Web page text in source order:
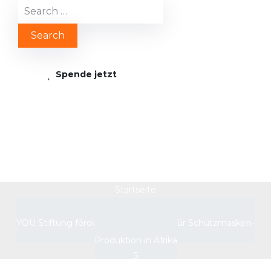
Spende jetzt